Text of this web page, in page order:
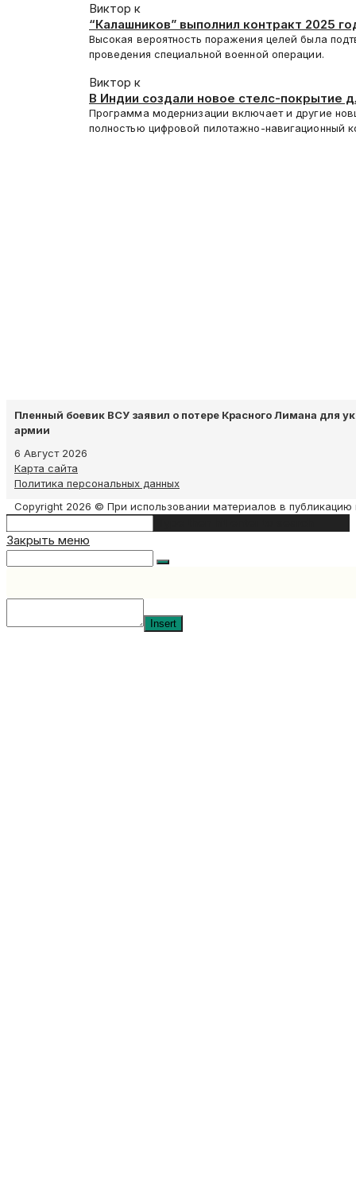
Виктор к
“Калашников” выполнил контракт 2025
Высокая вероятность поражения целей была
проведения специальной военной операции.
Виктор к
В Индии создали новое стелс-покрытие
Программа модернизации включает и другие
полностью цифровой пилотажно-навигационный
Пленный боевик ВСУ заявил о потере Красного Лимана для
армии
6 Август 2026
Карта сайта
Политика персональных данных
Copyright 2026 © При использовании материалов в
this
Закрыть меню
Insert